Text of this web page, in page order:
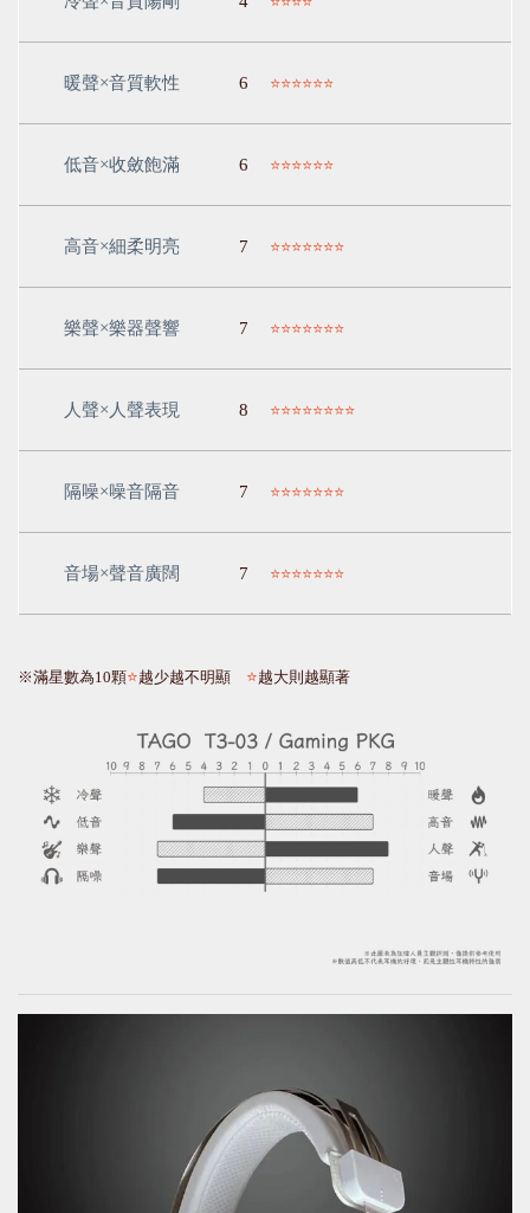
暖聲×音質軟性 6 ⭐⭐⭐⭐⭐⭐
低音×收斂飽滿 6 ⭐⭐⭐⭐⭐⭐
高音×細柔明亮 7 ⭐⭐⭐⭐⭐⭐⭐
樂聲×樂器聲響 7 ⭐⭐⭐⭐⭐⭐⭐
人聲× 人聲表現 8 ⭐⭐⭐⭐⭐⭐⭐⭐
隔噪×噪音隔音 7 ⭐⭐⭐⭐⭐⭐⭐
音場×聲音廣闊 7 ⭐⭐⭐⭐⭐⭐⭐
※滿星數為10顆⭐越少越不明顯 ⭐越大則越顯著